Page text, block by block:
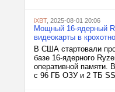
iXBT, 2025-08-01 20:06
Мощный 16-ядерный
видеокарты в
В США стартовали
базе 16-ядерного
оперативной памяти.
с 96 ГБ ОЗУ и 2 ТБ